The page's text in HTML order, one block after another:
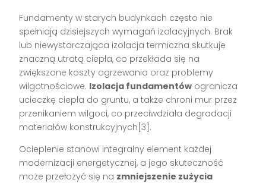
Fundamenty w starych budynkach często nie
spełniają dzisiejszych wymagań izolacyjnych. Brak
lub niewystarczająca izolacja termiczna skutkuje
znaczną utratą ciepła, co przekłada się na
zwiększone koszty ogrzewania oraz problemy
wilgotnościowe. Izolacja fundamentów ogranicza
ucieczkę ciepła do gruntu, a także chroni mur przez
przenikaniem wilgoci, co przeciwdziała degradacji
materiałów konstrukcyjnych[3].
Ocieplenie stanowi integralny element każdej
modernizacji energetycznej, a jego skuteczność
może przełożyć się na zmniejszenie zużycia